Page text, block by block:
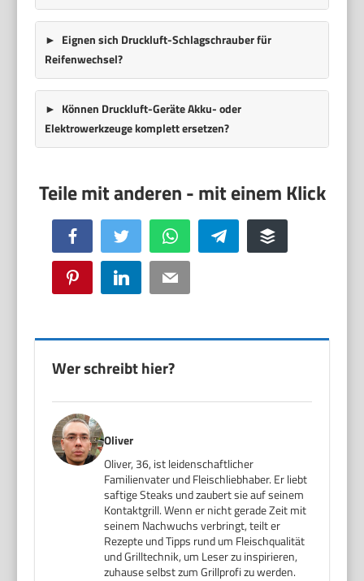
Eignen sich Druckluft-Schlagschrauber für
Reifenwechsel?
Können Druckluft-Geräte Akku- oder
Elektrowerkzeuge komplett ersetzen?
Facebook Twitter WhatsApp Telegram Buffer
Pinterest LinkedIn Email
Wer schreibt hier?
Oliver
Oliver, 36, ist leidenschaftlicher
Familienvater und Fleischliebhaber. Er liebt
saftige Steaks und zaubert sie auf seinem
Kontaktgrill. Wenn er nicht gerade Zeit mit
seinem Nachwuchs verbringt, teilt er
Rezepte und Tipps rund um Fleischqualität
und Grilltechnik, um Leser zu inspirieren,
zuhause selbst zum Grillprofi zu werden.